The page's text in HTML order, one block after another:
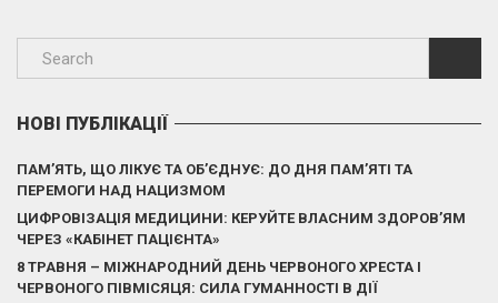
НОВІ ПУБЛІКАЦІЇ
ПАМ’ЯТЬ, ЩО ЛІКУЄ ТА ОБ’ЄДНУЄ: ДО ДНЯ ПАМ’ЯТІ ТА
ПЕРЕМОГИ НАД НАЦИЗМОМ
ЦИФРОВІЗАЦІЯ МЕДИЦИНИ: КЕРУЙТЕ ВЛАСНИМ ЗДОРОВ’ЯМ
ЧЕРЕЗ «КАБІНЕТ ПАЦІЄНТА»
8 ТРАВНЯ – МІЖНАРОДНИЙ ДЕНЬ ЧЕРВОНОГО ХРЕСТА І
ЧЕРВОНОГО ПІВМІСЯЦЯ: СИЛА ГУМАННОСТІ В ДІЇ